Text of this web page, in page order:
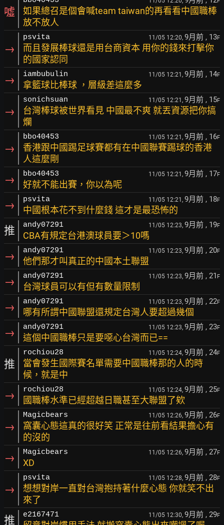
噓
如果總召是個會喊team taiwan的再看看中國職棒
放不放人
→
psvita 11/05 12:20, 9月前 , 13F
而且發展棒球還是用台商資本 用你的錢來打擊你
的國家認同
→ iambubulin 11/05 12:21, 9月前 , 14F
拿籃球比棒球 ，層級差這麼多
→
sonichsuan 11/05 12:21, 9月前 , 15F
台灣棒球被世界看見 中國最不爽 就丟資源把你搞
爛
→
bbo40453 11/05 12:21, 9月前 , 16F
香港跟中國踢足球賽都有在中國聯賽踢球的香港
人這麼剛
→ bbo40453 11/05 12:21, 9月前 , 17F
好就不能出賽，你以為呢
→ psvita 11/05 12:21, 9月前 , 18F
中國根本花不到什麼錢 這才是最恐怖的
推 andy07291 11/05 12:23, 9月前 , 19F
CBA有規定台港澳球員要＞10嗎
→ andy07291 11/05 12:23, 9月前 , 20F
他們那才叫真正的中國本土聯盟
→ andy07291 11/05 12:23, 9月前 , 21 F
台灣球員可以有但有數量限制
→ andy07291 11/05 12:23, 9月前 , 22F
哪有所謂中國聯盟還規定台灣人要超過幾個
→ andy07291 11/05 12:23, 9月前 , 23F
這個中國職棒只是要噁心台灣而已==
推
rochiou28 11/05 12:24, 9月前 , 24F
當會發生國際賽名單需要中國職棒那的人的時
候，就是中
→ rochiou28 11/05 12:24, 9月前 , 25F
國職棒水準已經超越日職甚至大聯盟了欸
→
Magicbears 11/05 12:26, 9月前 , 26F
窩囊心態這真的很好笑 正常是往前看結果擔心有
的沒的
→ Magicbears 11/05 12:26, 9月前 , 27F
XD
→
psvita 11/05 12:28, 9月前 , 28F
想想對岸一直對台灣抱持著什麼心態 你就笑不出
來了
推 e2167471 11/05 12:30, 9月前 , 29F